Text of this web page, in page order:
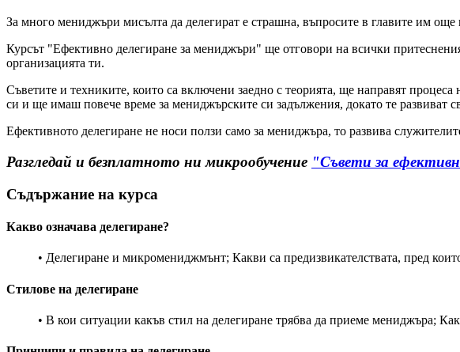
За много мениджъри мисълта да делегират е страшна, въпросите в главите им
Курсът "Ефективно делегиране за мениджъри" ще отговори на всички
организацията ти.
Съветите и техниките, които са включени заедно с теорията, ще направят
си и ще имаш повече време за мениджърските си задължения, докато те развиват
Ефективното делегиране не носи ползи само за мениджъра, то развива
Разгледай и безплатното ни микрообучение "Съвети за
Съдържание на курса
Какво означава делегиране?
• Делегиране и микромениджмънт; Какви са предизвикателствата, пред
Стилове на делегиране
• В кои ситуации какъв стил на делегиране трябва да приеме мениджъра;